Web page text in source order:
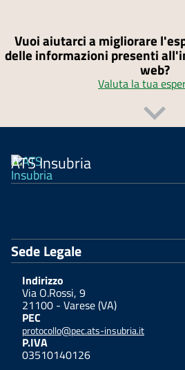
Vuoi aiutarci a migliorare
delle informazioni presenti
web?
Valuta la tua
ATS Insubria
Sede Legale
Indirizzo
Via O.Rossi, 9
21100 - Varese (VA)
PEC
protocollo@pec.ats-insubria.it
P.IVA
03510140126